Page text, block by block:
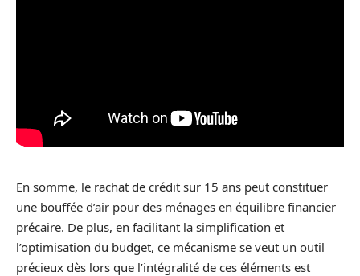
En somme, le rachat de crédit sur 15 ans peut constituer
une bouffée d’air pour des ménages en équilibre financier
précaire. De plus, en facilitant la simplification et
l’optimisation du budget, ce mécanisme se veut un outil
précieux dès lors que l’intégralité de ces éléments est